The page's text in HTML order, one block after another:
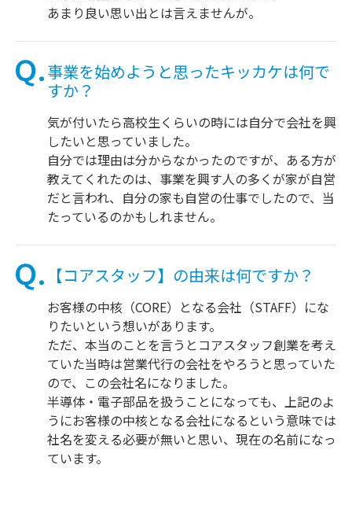
あまり良い思い出とは言えませんが。
事業を始めようと思ったキッカケは何で
すか？
気が付いたら高校生くらいの時には自分で会社を興
したいと思っていました。
自分では理由は分からなかったのですが、ある方が
教えてくれたのは、事業を興す人の多くが家が自営
だと言われ、自分の家も自営の仕事でしたので、当
たっているのかもしれません。
【コアスタッフ】の由来は何ですか？
お客様の中核（CORE）となる会社（STAFF）にな
りたいという想いがあります。
ただ、本当のことを言うとコアスタッフ創業を考え
ていた当時は営業代行の会社をやろうと思っていた
ので、この会社名になりました。
半導体・電子部品を扱うことになっても、上記のよ
うにお客様の中核となる会社になるという意味では
社名を変える必要が無いと思い、現在の名前になっ
ています。